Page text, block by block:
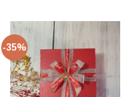
100,000 ₫.
là:
65,000
-35%